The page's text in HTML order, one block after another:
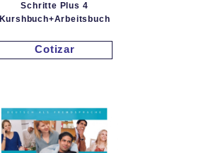
Schritte Plus 4
Kurshbuch+Arbeitsbuch
Cotizar